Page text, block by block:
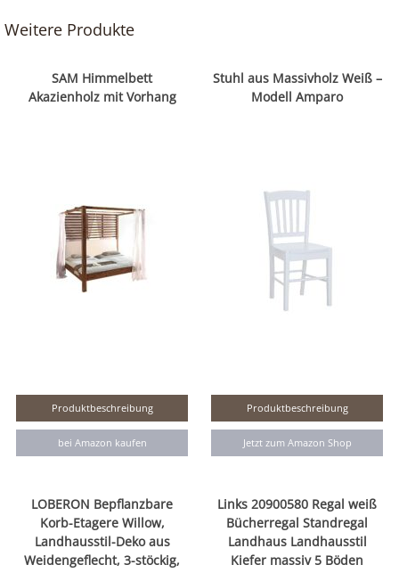
Weitere Produkte
SAM Himmelbett
Akazienholz mit Vorhang
Produktbeschreibung
bei Amazon kaufen
Stuhl aus Massivholz Weiß –
Modell Amparo
Produktbeschreibung
Jetzt zum Amazon Shop
LOBERON Bepflanzbare
Korb-Etagere Willow,
Landhausstil-Deko aus
Weidengeflecht, 3-stöckig,
Links 20900580 Regal weiß
Bücherregal Standregal
Landhaus Landhausstil
Kiefer massiv 5 Böden